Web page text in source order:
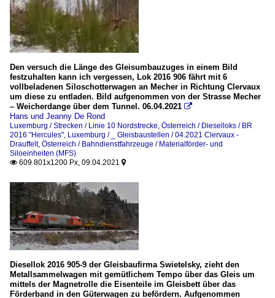
Den versuch die Länge des Gleisumbauzuges in einem Bild
festzuhalten kann ich vergessen, Lok 2016 906 fährt mit 6
vollbeladenen Siloschotterwagen an Mecher in Richtung Clervaux
um diese zu entladen. Bild aufgenommen von der Strasse Mecher
– Weicherdange über dem Tunnel. 06.04.2021 
Hans und Jeanny De Rond
Luxemburg / Strecken / Linie 10 Nordstrecke, Österreich / Dieselloks / BR
2016 "Hercules", Luxemburg / _ Gleisbaustellen / 04.2021 Clervaux -
Drauffelt, Österreich / Bahndienstfahrzeuge / Materialförder- und
Siloeinheiten (MFS)
 609 801x1200 Px, 09.04.2021 
Diesellok 2016 905-9 der Gleisbaufirma Swietelsky, zieht den
Metallsammelwagen mit gemütlichem Tempo über das Gleis um
mittels der Magnetrolle die Eisenteile im Gleisbett über das
Förderband in den Güterwagen zu befördern. Aufgenommen